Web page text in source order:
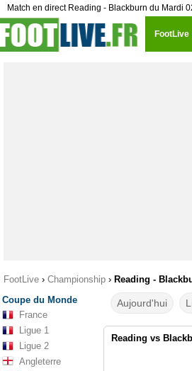
Match en direct Reading - Blackburn du Mardi
FootLive
FootLive › Championship › Reading -
Coupe du Monde
France
Ligue 1
Ligue 2
Angleterre
Aujourd'hui
Reading vs